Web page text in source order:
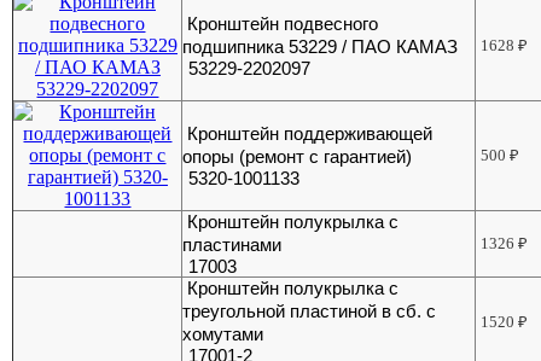
Кронштейн подвесного
подшипника 53229 / ПАО КАМАЗ
53229-2202097
1628₽
Кронштейн поддерживающей
опоры (ремонт с гарантией)
5320-1001133
500₽
Кронштейн полукрылка с
пластинами
17003
1326₽
Кронштейн полукрылка с
треугольной пластиной в сб. с
хомутами
17001-2
1520₽